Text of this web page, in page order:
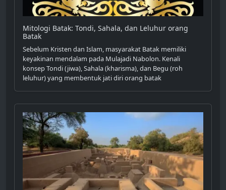
Mitologi Batak: Tondi, Sahala, dan Leluhur orang
Batak
Sebelum Kristen dan Islam, masyarakat Batak memiliki
keyakinan mendalam pada Mulajadi Nabolon. Kenali
konsep Tondi (jiwa), Sahala (kharisma), dan Begu (roh
leluhur) yang membentuk jati diri orang batak